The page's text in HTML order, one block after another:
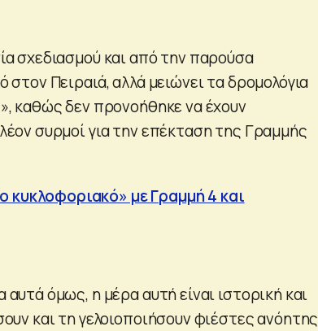
σχεδιασμού και από την παρούσα
Πειραιά, αλλά μειώνει τα δρομολόγια
καθώς δεν προνοήθηκε να έχουν
συρμοί για την επέκταση της Γραμμής
κυκλοφοριακό» με Γραμμή 4 και
όμως, η μέρα αυτή είναι ιστορική και
και τη γελοιοποιήσουν φιέστες ανόητης